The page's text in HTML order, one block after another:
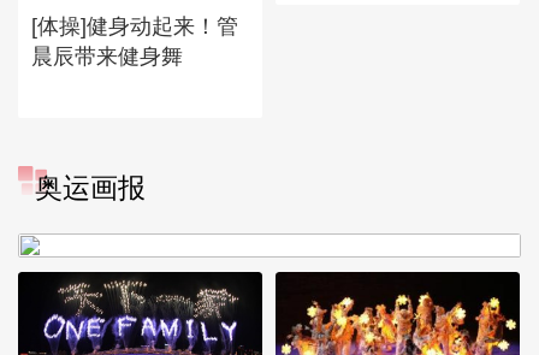
[体操]健身动起来！管
晨辰带来健身舞
奥运画报
[图]冬奥会冬残奥会表彰大会